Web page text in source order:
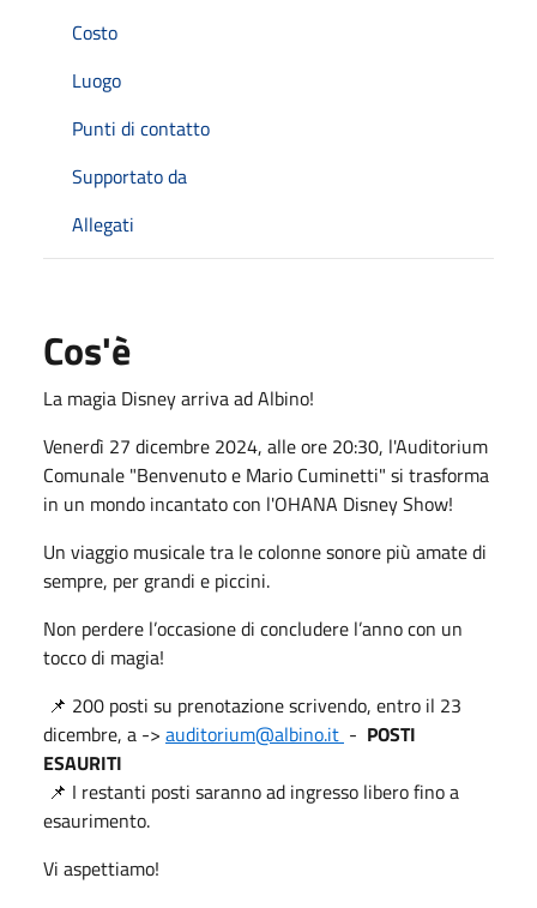
Costo
Luogo
Punti di contatto
Supportato da
Allegati
Cos'è
La magia Disney arriva ad Albino!
Venerdì 27 dicembre 2024, alle ore 20:30, l'Auditorium
Comunale "Benvenuto e Mario Cuminetti" si trasforma
in un mondo incantato con l'OHANA Disney Show!
Un viaggio musicale tra le colonne sonore più amate di
sempre, per grandi e piccini.
Non perdere l’occasione di concludere l’anno con un
tocco di magia!
📌 200 posti su prenotazione scrivendo, entro il 23
dicembre, a -> auditorium@albino.it - POSTI
ESAURITI
📌 I restanti posti saranno ad ingresso libero fino a
esaurimento.
Vi aspettiamo!